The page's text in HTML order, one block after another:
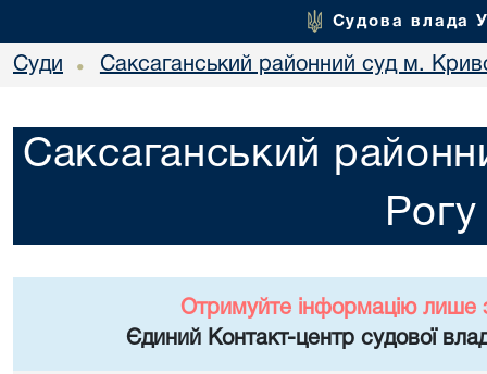
Судова влада
Суди • Саксаганський районний суд м.
Саксаганський
Рогу
Отримуйте інформацію лише
Єдиний Контакт-центр судової